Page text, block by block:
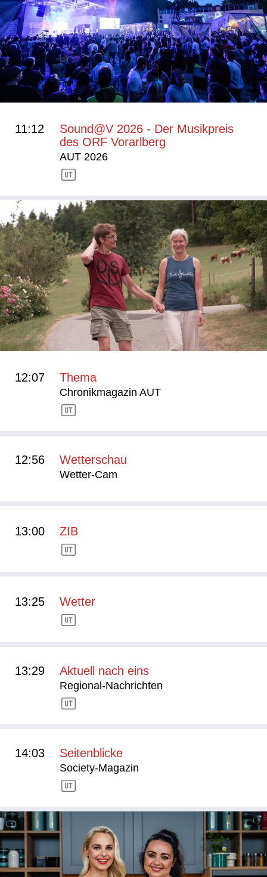
11:12
Sound@V 2026 - Der Musikpreis
des ORF Vorarlberg
AUT 2026
12:07 Thema
Chronikmagazin AUT
12:56 Wetterschau
Wetter-Cam
13:00 ZIB
13:25 Wetter
13:29 Aktuell nach eins
Regional-Nachrichten
14:03 Seitenblicke
Society-Magazin